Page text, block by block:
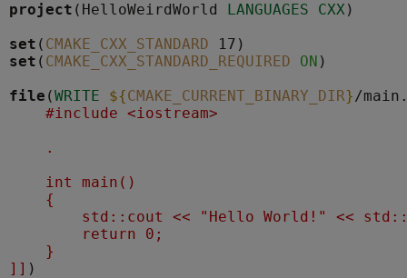
project (HelloWeirdWorld LANGUAGES CXX)
set ( CMAKE_CXX_STANDARD
set ( CMAKE_CXX_STANDARD_REQUIRED ON )
file (WRITE ${CMAKE_CURRENT_BINARY_DIR}/
    #include <iostream>
    .
    int main()
    {
std::cout << "Hello World!" <<
        return 0;
    }
]] )